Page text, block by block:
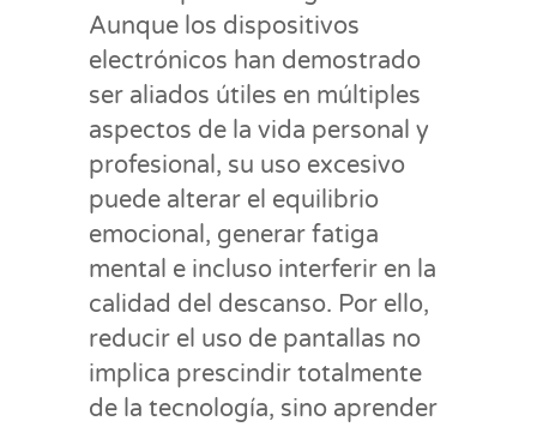
Aunque los dispositivos
electrónicos han demostrado
ser aliados útiles en múltiples
aspectos de la vida personal y
profesional, su uso excesivo
puede alterar el equilibrio
emocional, generar fatiga
mental e incluso interferir en la
calidad del descanso. Por ello,
reducir el uso de pantallas no
implica prescindir totalmente
de la tecnología, sino aprender